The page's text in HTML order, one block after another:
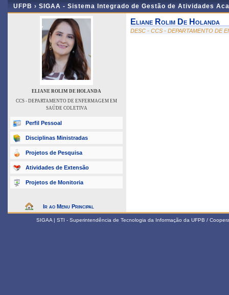
UFPB › SIGAA - Sistema Integrado de Gestão de Atividades
ELIANE ROLIM DE HOLANDA
CCS - DEPARTAMENTO DE ENFERMAGEM EM
SAÚDE COLETIVA
Perfil Pessoal
Disciplinas Ministradas
Projetos de Pesquisa
Atividades de Extensão
Projetos de Monitoria
Ir ao Menu Principal
Eliane Rolim De Holanda
DESC - CCS - DEPARTAMENTO DE
SIGAA | STI - Superintendência de Tecnologia da Informação da UFPB /